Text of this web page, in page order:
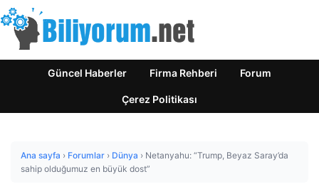
Güncel Haberler Firma Rehberi Forum
Çerez Politikası
Ana sayfa › Forumlar › Dünya › Netanyahu: “Trump, Beyaz Saray’da
sahip olduğumuz en büyük dost”